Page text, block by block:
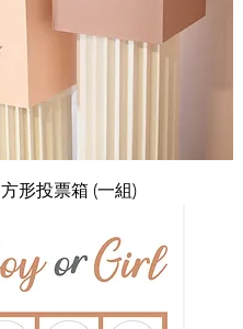
方形投票箱 (一組)